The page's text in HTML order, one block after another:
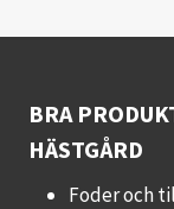
BRA
HÄSTGÅRD
Foder och